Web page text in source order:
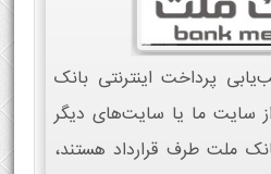
پرداخت اینترنتی بانک
سایت ما یا سایت‌های دیگر
ملت طرف قرارداد هستند،